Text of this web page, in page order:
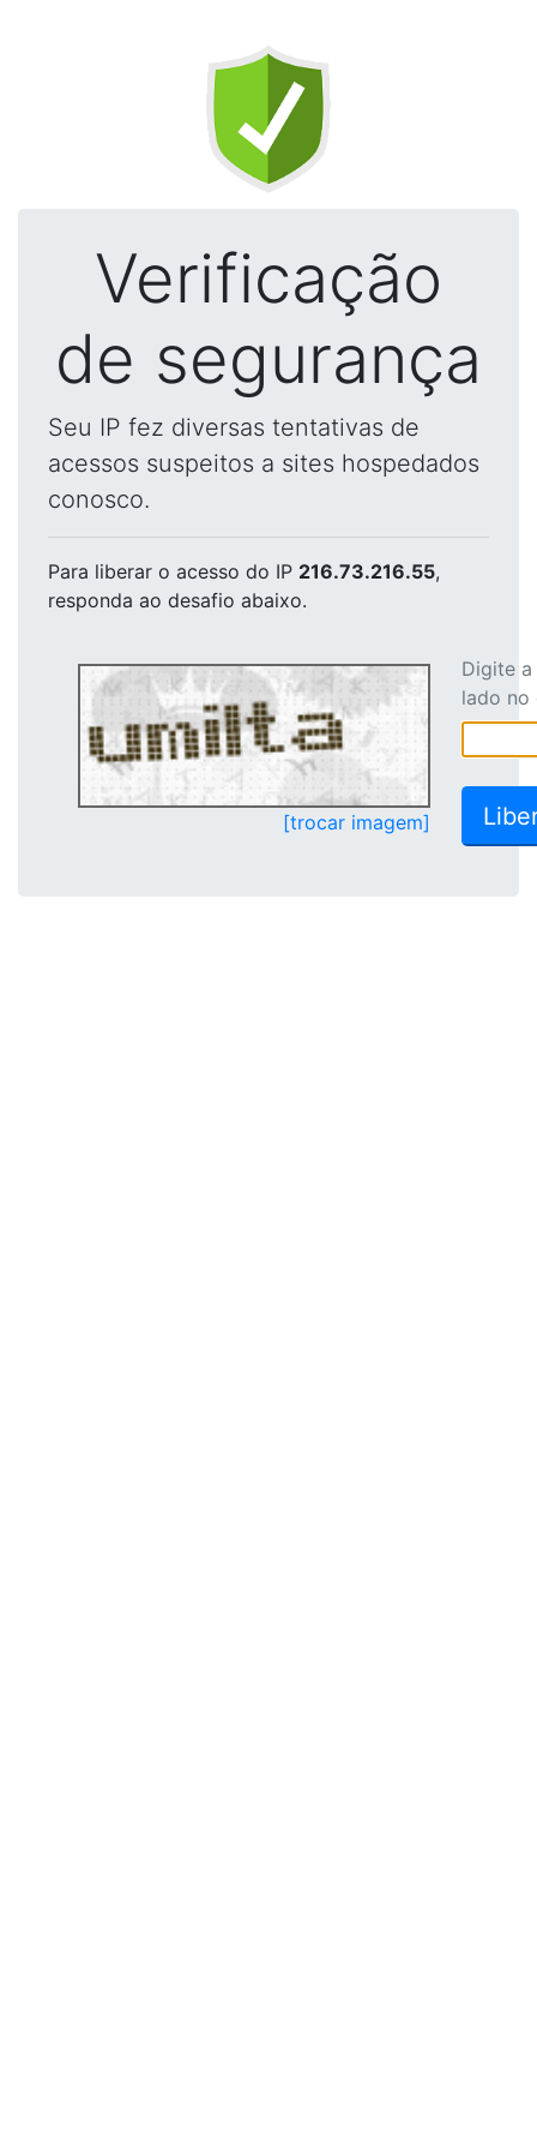
Verificação
de segurança
Seu IP fez diversas tentativas de
acessos suspeitos a sites hospedados
conosco.
Para liberar o acesso do IP 216.73.216.55,
responda ao desafio abaixo.
[trocar imagem]
Digite
lado no